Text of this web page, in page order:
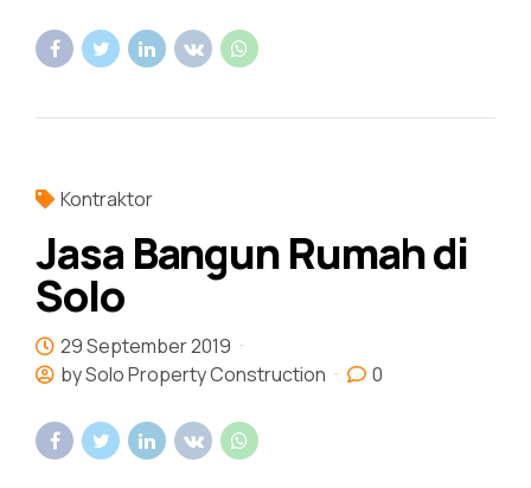
Kontraktor
Jasa Bangun Rumah di
Solo
29 September 2019
by Solo Property Construction
0